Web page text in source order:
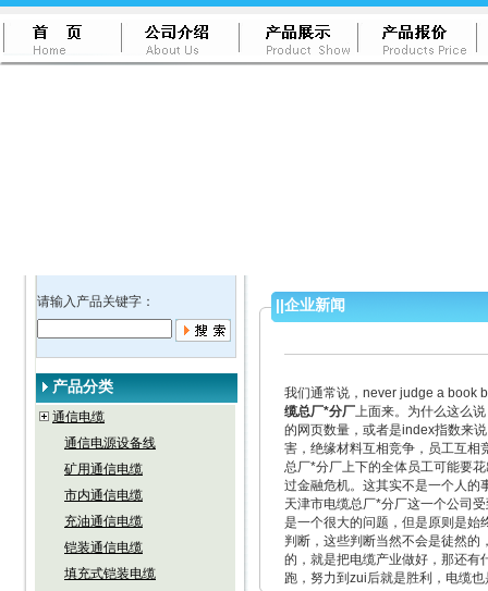
请输入产品关键字：
产品分类
通信电缆
通信电源设备线
矿用通信电缆
市内通信电缆
充油通信电缆
铠装通信电缆
填充式铠装电缆
||企业新闻
我们通常说，never judge a book
缆总厂*分厂上面来。为什么这么
的网页数量，或者是index指数来
害，绝缘材料互相竞争，员工互相
总厂*分厂上下的全体员工可能要
过金融危机。这其实不是一个人的
天津市电缆总厂*分厂这一个公司
是一个很大的问题，但是原则是始
判断，这些判断当然不会是徒然
的，就是把电缆产业做好，那还有
跑，努力到zui后就是胜利，电缆